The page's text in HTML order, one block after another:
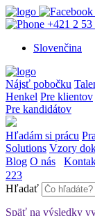
+421 2 53
Slovenčina
Nájsť pobočku
Henkel Pre klientov
Pre kandidátov
Hľadám si prácu
Solutions Vzory
Blog O nás
223
Hľadať
Späť na výsledky